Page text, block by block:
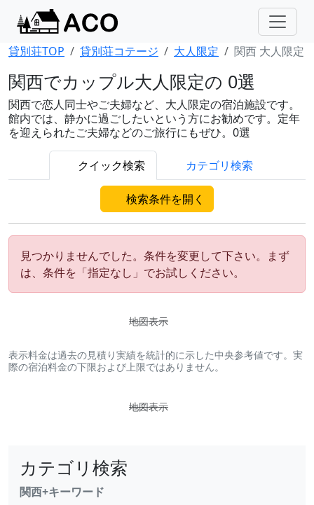
貸別荘TOP 貸別荘コテージ 大人限定 関西 大人限定
関西でカップル大人限定の 0選
関西で恋人同士やご夫婦など、大人限定の宿泊施設です。
館内では、静かに過ごしたいという方にお勧めです。定年
を迎えられたご夫婦などのご旅行にもぜひ。0選
クイック検索 カテゴリ検索
検索条件を開く
見つかりませんでした。条件を変更して下さい。まず
は、条件を「指定なし」でお試しください。
地図表示
表示料金は過去の見積り実績を統計的に示した中央参考値です。実
際の宿泊料金の下限および上限ではありません。
地図表示
カテゴリ検索
関西+キーワード